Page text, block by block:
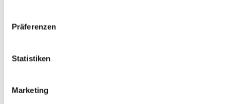
Präferenzen
Statistiken
Marketing
DAV Predigtstuhl Sportstirnband